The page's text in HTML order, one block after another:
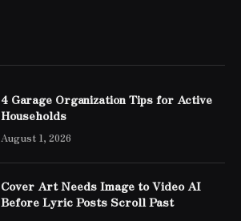
4 Garage Organization Tips for Active
Households
August 1, 2026
Cover Art Needs Image to Video AI
Before Lyric Posts Scroll Past